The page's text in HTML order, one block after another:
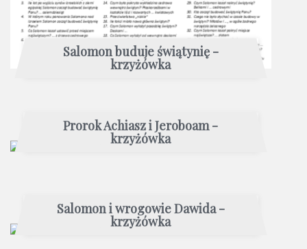
Salomon buduje świątynię -
krzyżówka
Prorok Achiasz i Jeroboam -
krzyżówka
Salomon i wrogowie Dawida -
krzyżówka